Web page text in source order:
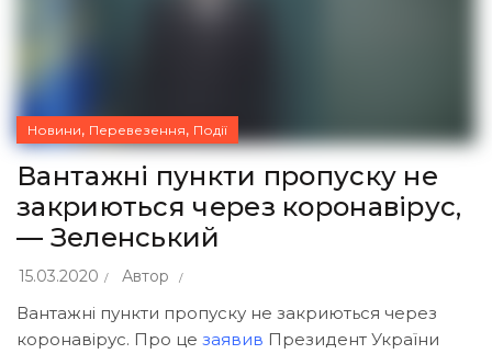
Новини, Перевезення, Події
Вантажні пункти пропуску не
закриються через коронавірус,
— Зеленський
15.03.2020 Автор
Вантажні пункти пропуску не закриються через
коронавірус. Про це заявив Президент України